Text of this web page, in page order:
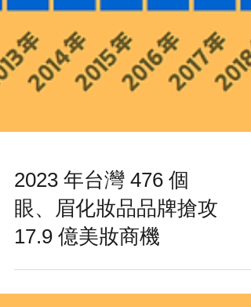
2023 年台灣 476 個
眼、眉化妝品品牌搶攻
17.9 億美妝商機